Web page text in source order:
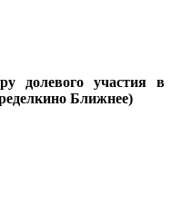
долевого участия в
Ближнее)